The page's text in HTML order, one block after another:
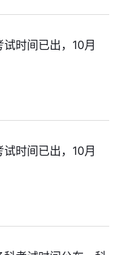
时间已出，10月
时间已出，10月